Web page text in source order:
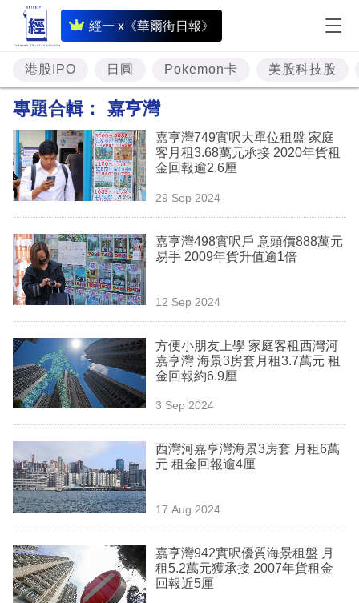
經一 x《華爾街日報》
即
時
財
經
題
投
資
樓
市
理
商
業
科
技
場
生
時
事
港股IPO 日圓 Pokemon卡 美股科技股
專題合輯： 嘉亨灣
嘉亨灣749實呎大單位租盤 家庭
客月租3.68萬元承接 2020年貨租
金回報逾2.6厘
29 Sep 2024
嘉亨灣498實呎戶 意頭價888萬元
易手 2009年貨升值逾1倍
12 Sep 2024
方便小朋友上學 家庭客租西灣河
嘉亨灣 海景3房套月租3.7萬元 租
金回報約6.9厘
3 Sep 2024
西灣河嘉亨灣海景3房套 月租6萬
元 租金回報逾4厘
17 Aug 2024
嘉亨灣942實呎優質海景租盤 月
租5.2萬元獲承接 2007年貨租金
回報近5厘